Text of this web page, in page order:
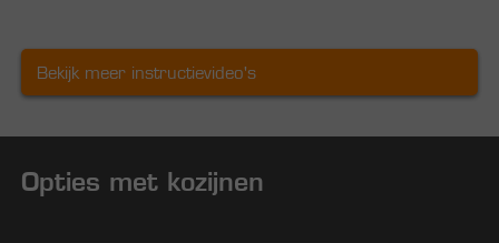
Bekijk meer instructievideo's
Opties met kozijnen